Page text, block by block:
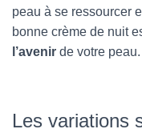
peau à se ressourcer
bonne crème de nuit
l’avenir de votre peau.
Les variations